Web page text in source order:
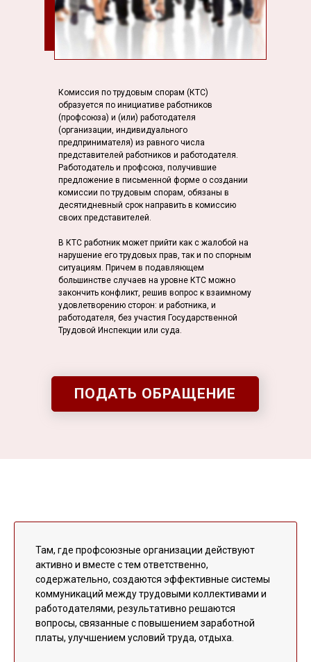
ПОДАТЬ ОБРАЩЕНИЕ
Комиссия по трудовым спорам (КТС)
образуется по инициативе работников
(профсоюза) и (или) работодателя
(организации, индивидуального
предпринимателя) из равного числа
представителей работников и работодателя.
Работодатель и профсоюз, получившие
предложение в письменной форме о создании
комиссии по трудовым спорам, обязаны в
десятидневный срок направить в комиссию
своих представителей.
В КТС работник может прийти как с жалобой на
нарушение его трудовых прав, так и по спорным
ситуациям. Причем в подавляющем
большинстве случаев на уровне КТС можно
закончить конфликт, решив вопрос к взаимному
удовлетворению сторон: и работника, и
работодателя, без участия Государственной
Трудовой Инспекции или суда.
Там, где профсоюзные организации действуют
активно и вместе с тем ответственно,
содержательно, создаются эффективные системы
коммуникаций между трудовыми коллективами и
работодателями, результативно решаются
вопросы, связанные с повышением заработной
платы, улучшением условий труда, отдыха.